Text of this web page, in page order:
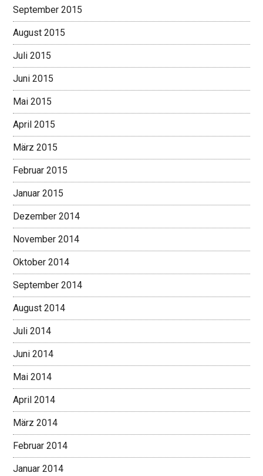
September 2015
August 2015
Juli 2015
Juni 2015
Mai 2015
April 2015
März 2015
Februar 2015
Januar 2015
Dezember 2014
November 2014
Oktober 2014
September 2014
August 2014
Juli 2014
Juni 2014
Mai 2014
April 2014
März 2014
Februar 2014
Januar 2014